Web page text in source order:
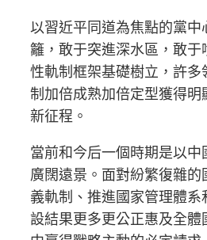
以習近平同道為焦點的黨
籬，敢于突進深水區，敢
性軌制框架基礎樹立，許
制加倍成熟加倍定型獲得
新征程。
當前和今后一個時期是以
廣闊遠景。面對紛繁復雜
義軌制、推進國家管理體
設結果更多更公正惠及全